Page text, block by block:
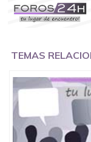
教育部认证在
怎么办
国外文凭
么办理 外假毕
证551190476
学生在哪里可
加拿大毕业证
绩单可以吗
551190476哪
TEMAS